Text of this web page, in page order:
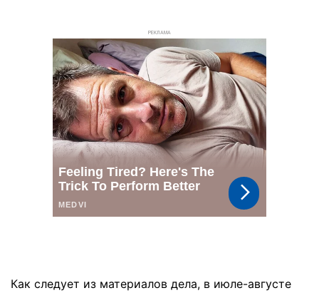
РЕКЛАМА
Как следует из материалов дела, в июле-августе